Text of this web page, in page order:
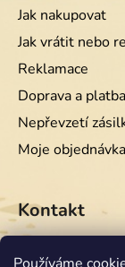
Jak nakupovat
Jak vrátit nebo
Reklamace
Doprava a platba
Nepřevzetí
Moje objednávka
Kontakt
info @